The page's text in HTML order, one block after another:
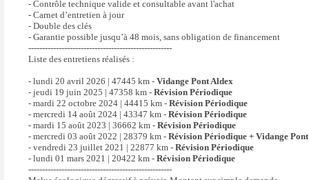
sièges chauffants
verrouillage automatique des portes en roulant
volant
Accès et démarrage mains-libres
Climatisation automatique Climatronic bi-zone avec système
Pure Air
Digital Cockpit : combiné d’instruments digital haute résolution
couleur de 10,25"
Feux arrière LED
Full Link (MirrorLink + Android Auto + Apple CarPlay)
- Contrôle technique valide et consultable avant l'achat
- Carnet d’entretien à jour
- Double des clés
- Garantie possible jusqu’à 48 mois, sans obligation de financement
----------------------------------------------------
Liste des entretiens réalisés :
- lundi 20 avril 2026 | 47445 km - Vidange Pont Aldex
- jeudi 19 juin 2025 | 47358 km - Révision Périodique
- mardi 22 octobre 2024 | 44415 km - Révision Périodique
- mercredi 14 août 2024 | 43347 km - Révision Périodique
- mardi 15 août 2023 | 36662 km - Révision Périodique
- mercredi 03 août 2022 | 28379 km - Révision Périodique + Vidange
- vendredi 23 juillet 2021 | 22877 km - Révision Périodique
- lundi 01 mars 2021 | 20422 km - Révision Périodique
----------------------------------------------------